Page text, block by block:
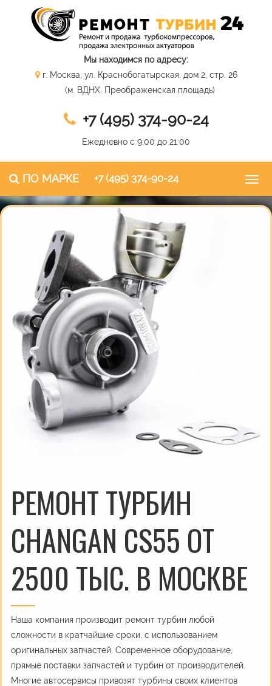
Мы находимся по адресу:
г. Москва, ул. Краснобогатырская, дом 2, стр. 26
(м. ВДНХ, Преображенская площадь)
+7 (495) 374-90-24
Ежедневно с 9:00 до 21:00
ПО МАРКЕ +7 (495) 374-90-24
РЕМОНТ ТУРБИН
CHANGAN CS55 ОТ
2500 ТЫС. В МОСКВЕ
Наша компания производит ремонт турбин любой
сложности в кратчайшие сроки, с использованием
оригинальных запчастей. Современное оборудование,
прямые поставки запчастей и турбин от производителей.
Многие автосервисы привозят турбины своих клиентов